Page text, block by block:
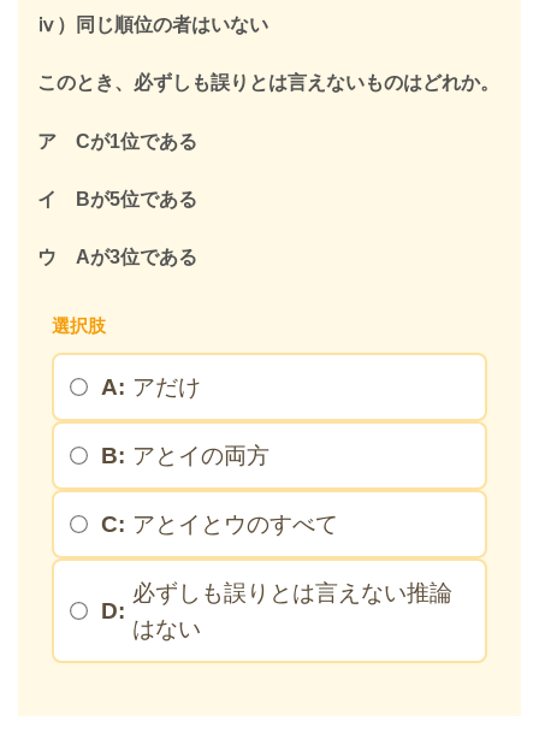
ⅳ）同じ順位の者はいない
このとき、必ずしも誤りとは言えないものはどれか。
ア Cが1位である
イ Bが5位である
ウ Aが3位である
選択肢
A: アだけ
B: アとイの両方
C: アとイとウのすべて
D:
必ずしも誤りとは言えない推論
はない